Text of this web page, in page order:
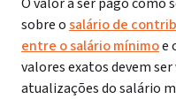
sobre osalário de
entre o salário mínimoe
valores exatos devem
atualizações do salário